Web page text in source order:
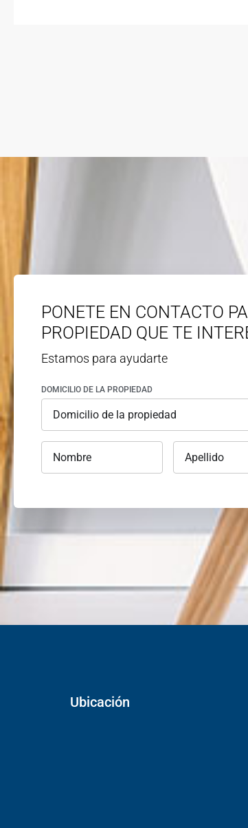
PONETE EN CONTACTO
PROPIEDAD QUE TE
Estamos para ayudarte
DOMICILIO DE LA PROPIEDAD
Ubicación